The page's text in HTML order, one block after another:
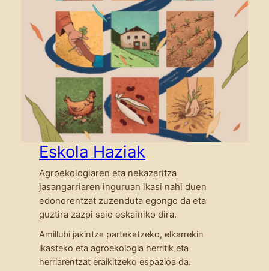
Eskola Haziak
Agroekologiaren eta nekazaritza
jasangarriaren inguruan ikasi nahi duen
edonorentzat zuzenduta egongo da eta
guztira zazpi saio eskainiko dira.
Amillubi jakintza partekatzeko, elkarrekin
ikasteko eta agroekologia herritik eta
herriarentzat eraikitzeko espazioa da.